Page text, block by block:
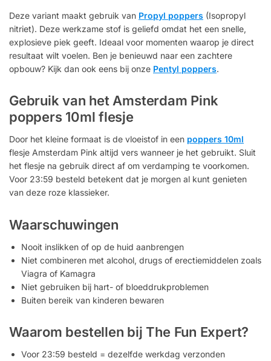
Deze variant maakt gebruik van Propyl poppers (Isopropyl
nitriet). Deze werkzame stof is geliefd omdat het een snelle,
explosieve piek geeft. Ideaal voor momenten waarop je direct
resultaat wilt voelen. Ben je benieuwd naar een zachtere
opbouw? Kijk dan ook eens bij onze Pentyl poppers.
Gebruik van het Amsterdam Pink
poppers 10ml flesje
Door het kleine formaat is de vloeistof in een poppers 10ml
flesje Amsterdam Pink altijd vers wanneer je het gebruikt. Sluit
het flesje na gebruik direct af om verdamping te voorkomen.
Voor 23:59 besteld betekent dat je morgen al kunt genieten
van deze roze klassieker.
Waarschuwingen
Nooit inslikken of op de huid aanbrengen
Niet combineren met alcohol, drugs of erectiemiddelen zoals
Viagra of Kamagra
Niet gebruiken bij hart- of bloeddrukproblemen
Buiten bereik van kinderen bewaren
Waarom bestellen bij The Fun Expert?
Voor 23:59 besteld = dezelfde werkdag verzonden